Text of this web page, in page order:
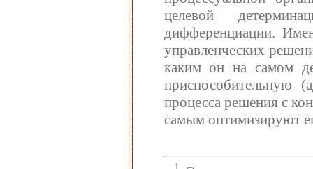
целевой
дифференциации.
управленческих
каким он на самом
приспособительную
процесса решения с
самым оптимизируют